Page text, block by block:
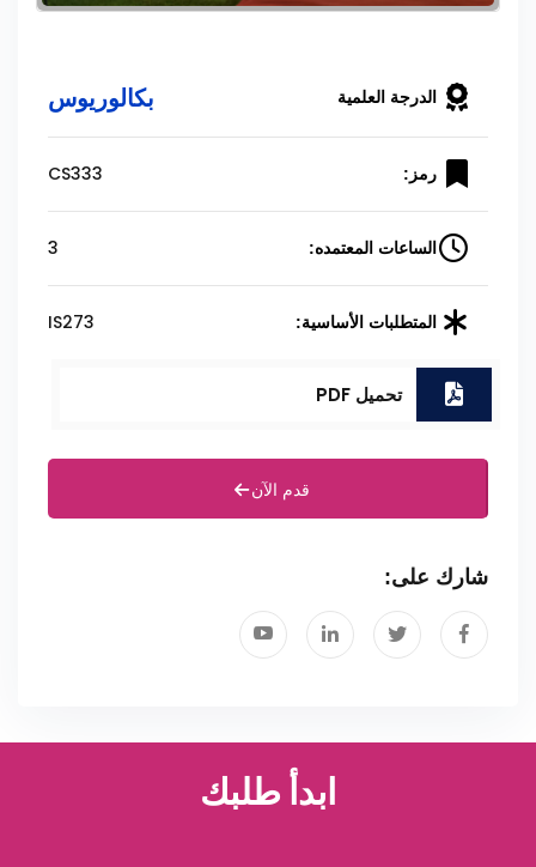
الدرجة العلمية بكالوريوس
رمز: CS333
الساعات المعتمده: 3
المتطلبات الأساسية: IS273
تحميل PDF
قدم الآن
شارك على:
ابدأ طلبك